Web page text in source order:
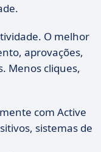
O melhor
aprovações,
Menos cliques,
com Active
sistemas de